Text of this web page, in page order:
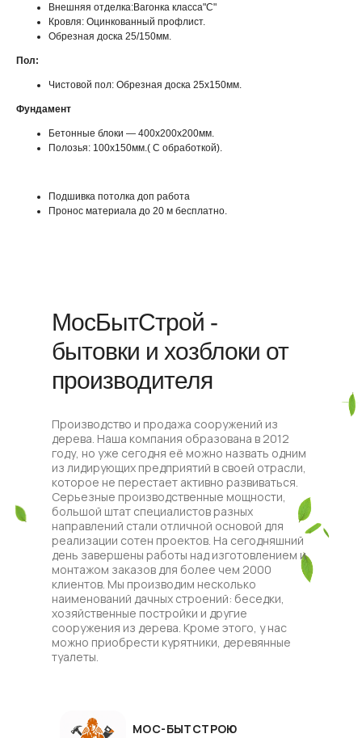
Внешняя отделка:Вагонка класса"С"
Кровля: Оцинкованный профлист.
Обрезная доска 25/150мм.
Пол:
Чистовой пол: Обрезная доска 25х150мм.
Фундамент
Бетонные блоки — 400х200х200мм.
Полозья: 100х150мм.( С обработкой).
Подшивка потолка доп работа
Пронос материала до 20 м бесплатно.
МосБытСтрой -
бытовки и хозблоки от
производителя
Производство и продажа сооружений из
дерева. Наша компания образована в 2012
году, но уже сегодня её можно назвать одним
из лидирующих предприятий в своей отрасли,
которое не перестает активно развиваться.
Серьезные производственные мощности,
большой штат специалистов разных
направлений стали отличной основой для
реализации сотен проектов. На сегодняшний
день завершены работы над изготовлением и
монтажом заказов для более чем 2000
клиентов. Мы производим несколько
наименований дачных строений: беседки,
хозяйственные постройки и другие
сооружения из дерева. Кроме этого, у нас
можно приобрести курятники, деревянные
туалеты.
МОС-БЫТСТРОЮ